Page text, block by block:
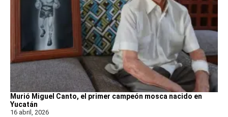
Murió Miguel Canto, el primer campeón mosca nacido en
Yucatán
16 abril, 2026